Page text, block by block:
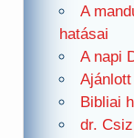
A
hatásai
A napi
Bibliai
dr.